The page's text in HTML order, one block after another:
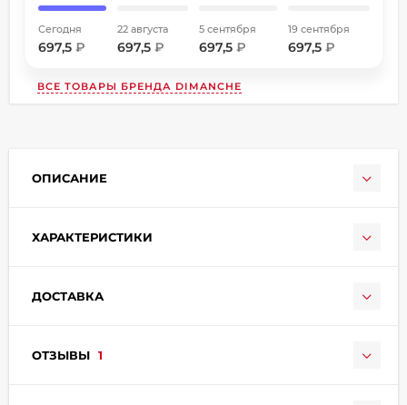
Сегодня
697,5 ₽
22 августа
697,5 ₽
5 сентября
697,5 ₽
19 сентября
697,5 ₽
ВСЕ ТОВАРЫ БРЕНДА DIMANCHE
ОПИСАНИЕ
ХАРАКТЕРИСТИКИ
ДОСТАВКА
ОТЗЫВЫ 1
2 недели